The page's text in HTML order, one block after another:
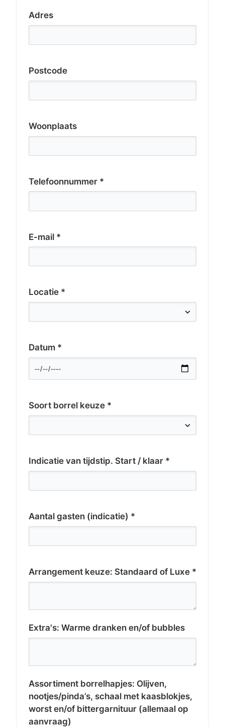
Adres
Postcode
Woonplaats
Telefoonnummer *
E-mail *
Locatie *
Datum *
Soort borrel keuze *
Indicatie van tijdstip. Start / klaar *
Aantal gasten (indicatie) *
Arrangement keuze: Standaard of Luxe *
Extra's: Warme dranken en/of bubbles
Assortiment borrelhapjes: Olijven,
nootjes/pinda’s, schaal met kaasblokjes,
worst en/of bittergarnituur (allemaal op
aanvraag)